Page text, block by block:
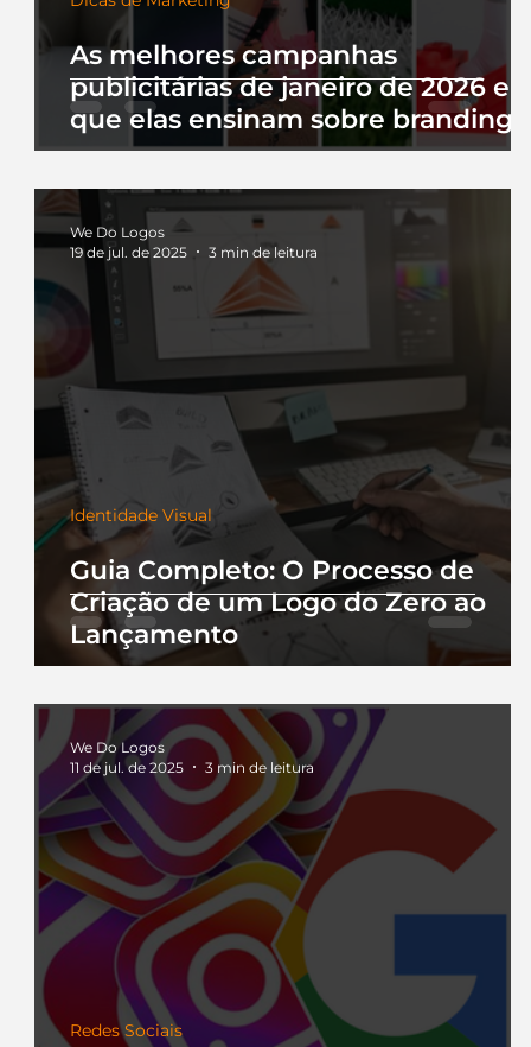
As melhores campanhas
publicitárias de janeiro de 2026 e
que elas ensinam sobre branding
Guia Completo: O Processo de
Criação de um Logo do Zero ao
Lançamento
Identidade Visual
We Do Logos
19 de jul. de 2025
3 min de leitura
Redes Sociais
We Do Logos
11 de jul. de 2025
3 min de leitura